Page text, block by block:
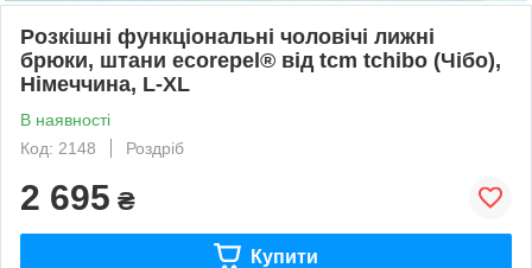
Розкішні функціональні чоловічі лижні
брюки, штани ecorepel® від tcm tchibo (Чібо),
Німеччина, L-XL
В наявності
Код: 2148
Роздріб
2 695 ₴
Купити